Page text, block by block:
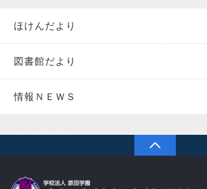
ほけんだより
図書館だより
情報ＮＥＷＳ